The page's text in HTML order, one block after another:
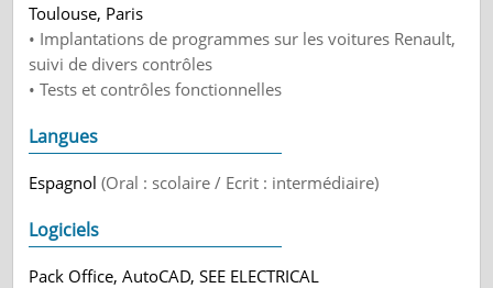
Toulouse, Paris
• Implantations de programmes sur les voitures Renault,
suivi de divers contrôles
• Tests et contrôles fonctionnelles
Langues
Espagnol(Oral : scolaire / Ecrit : intermédiaire)
Logiciels
Pack Office, AutoCAD, SEE ELECTRICAL